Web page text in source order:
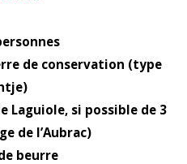
de conservation (type
Laguiole, si possible de 3
de l’Aubrac)
beurre